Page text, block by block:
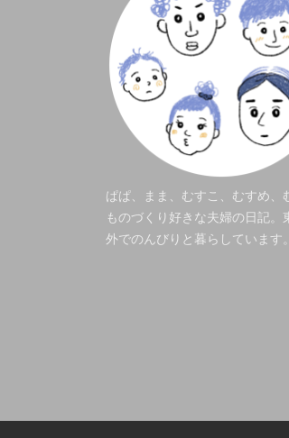
ぱぱ、まま、むすこ、むすめ、
ものづくり好きな夫婦の日記。
外でのんびりと暮らしています。